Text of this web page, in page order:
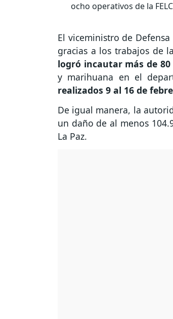
ocho operativos de la
El viceministro de
gracias a los trabajos de
logró incautar más de
y marihuana en el
realizados 9 al 16 de
De igual manera, la
un daño de al menos
La Paz.